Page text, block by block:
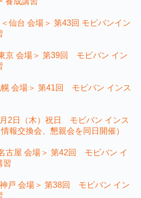
仙台 会場＞ 第43回 モビバンイン
京 会場＞ 第39回 モビバン イン
会場＞ 第41回 モビバン インス
月2日（木）祝日 モビバン インス
報交換会、懇親会を同日開催）
古屋 会場＞ 第42回 モビバン イ
習
戸 会場＞ 第38回 モビバン イン